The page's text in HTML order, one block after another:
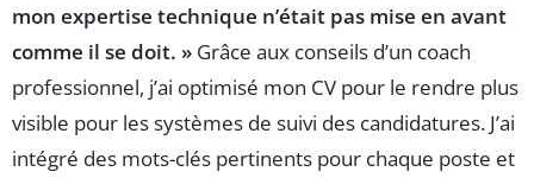
mon expertise technique n’était pas mise en avant
comme il se doit. » Grâce aux conseils d’un coach
professionnel, j’ai optimisé mon CV pour le rendre plus
visible pour les systèmes de suivi des candidatures. J’ai
intégré des mots-clés pertinents pour chaque poste et